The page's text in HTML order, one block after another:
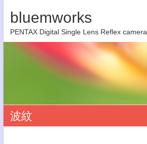
bluemworks
PENTAX Digital Single Lens Reflex camera
波紋